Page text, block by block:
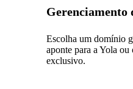
Gerenciamento
Escolha um domínio
aponte para a Yola
exclusivo.